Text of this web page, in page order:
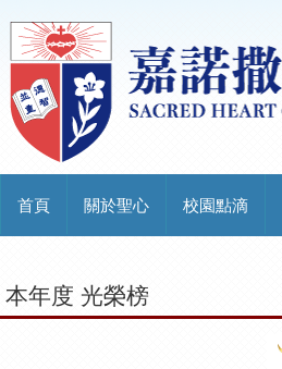
首頁 關於聖心 校園點滴
本年度 光榮榜